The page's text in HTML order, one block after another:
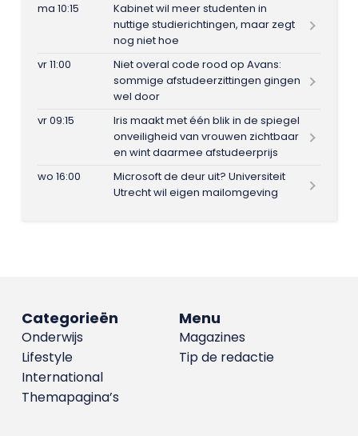
ma 10:15
Kabinet wil meer studenten in
nuttige studierichtingen, maar zegt
nog niet hoe
vr 11:00
Niet overal code rood op Avans:
sommige afstudeerzittingen gingen
wel door
vr 09:15
Iris maakt met één blik in de spiegel
onveiligheid van vrouwen zichtbaar
en wint daarmee afstudeerprijs
wo 16:00
Microsoft de deur uit? Universiteit
Utrecht wil eigen mailomgeving
Menu
Magazines
Tip de redactie
Categorieën
Onderwijs
Lifestyle
International
Themapagina’s